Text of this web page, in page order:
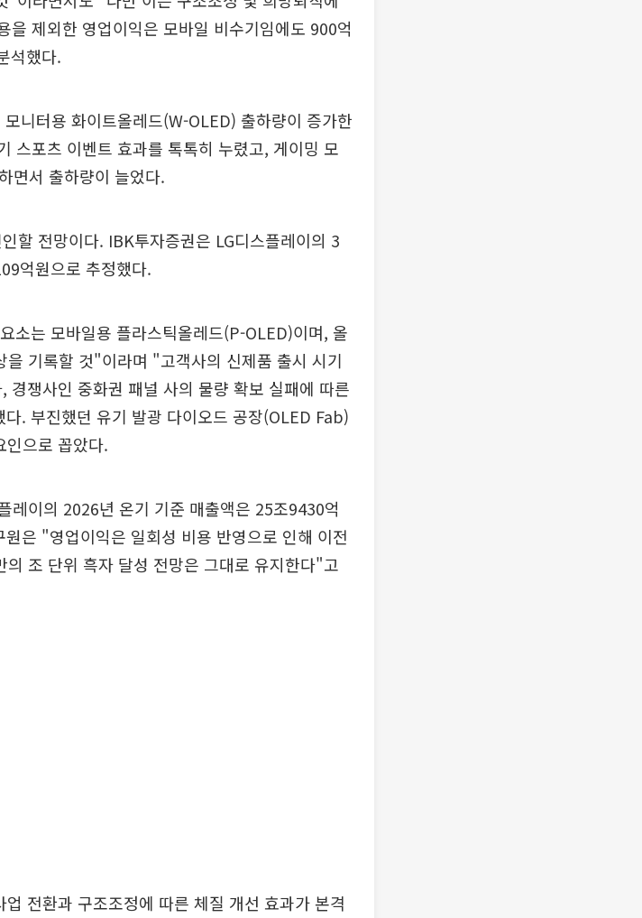
을 제외한 영업이익은 모바일 비수기임에도 900억
석했다.
니터용 화이트올레드(W-OLED) 출하량이 증가한
스포츠 이벤트 효과를 톡톡히 누렸고, 게이밍 모
면서 출하량이 늘었다.
할 전망이다. IBK투자증권은 LG디스플레이의 3
억원으로 추정했다.
소는 모바일용 플라스틱올레드(P-OLED)이며, 올
기록할 것"이라며 "고객사의 신제품 출시 시기
경쟁사인 중화권 패널 사의 물량 확보 실패에 따른
. 부진했던 유기 발광 다이오드 공장(OLED Fab)
인으로 꼽았다.
레이의 2026년 온기 기준 매출액은 25조9430억
은 "영업이익은 일회성 비용 반영으로 인해 이전
조 단위 흑자 달성 전망은 그대로 유지한다"고
전환과 구조조정에 따른 체질 개선 효과가 본격